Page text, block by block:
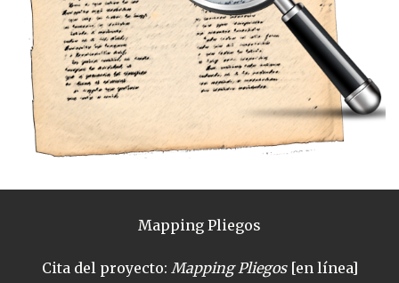
Mapping Pliegos
Cita del proyecto: Mapping Pliegos[en línea]